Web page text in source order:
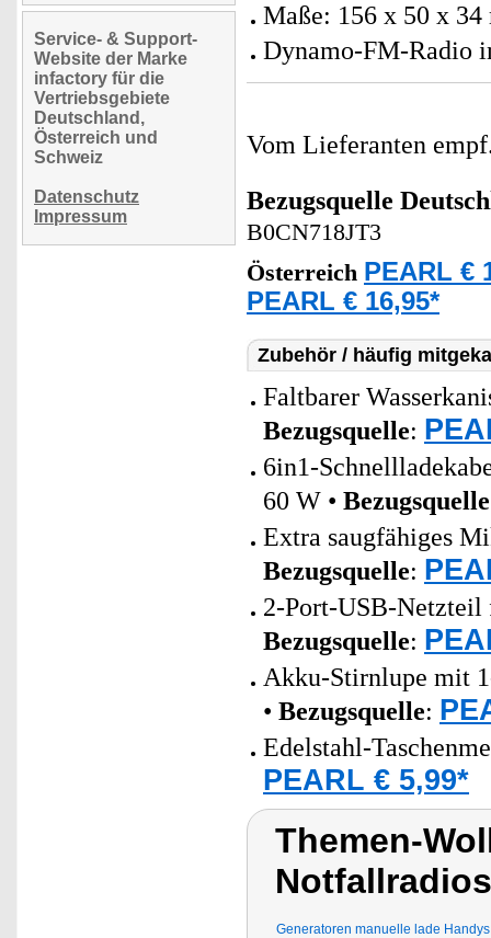
Service- & Support-
Website der Marke
infactory für die
Vertriebsgebiete
Deutschland,
Österreich und
Schweiz
Datenschutz
Impressum
Maße: 156 x 50 x
Dynamo-FM-Radio
Vom Lieferanten
Bezugsquelle
B0CN718JT3
Österreich PEARL €
PEARL € 16,95*
Zubehör / häufig
Faltbarer
Bezugsquelle:
6in1-
60 W • Bezugsquelle
Extra saugfähiges
Bezugsquelle:
2-Port-USB-Netzteil
Bezugsquelle:
Akku-Stirnlupe mit
• Bezugsquelle:
Edelstahl-
PEARL € 5,99*
Themen-
Generatoren manuelle lade